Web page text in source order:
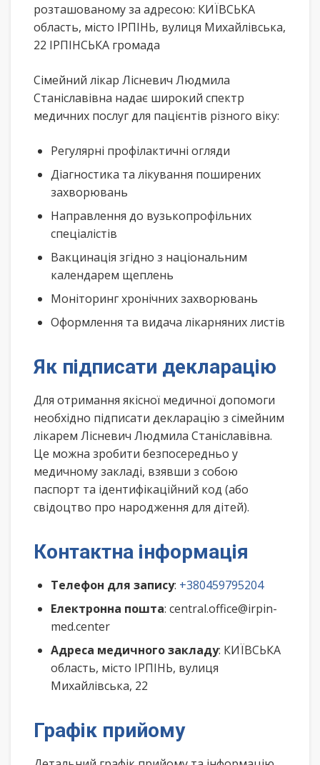
розташованому за адресою: КИЇВСЬКА
область, місто ІРПІНЬ, вулиця Михайлівська,
22 ІРПІНСЬКА громада
Сімейний лікар Лісневич Людмила
Станіславівна надає широкий спектр
медичних послуг для пацієнтів різного віку:
Регулярні профілактичні огляди
Діагностика та лікування поширених
захворювань
Направлення до вузькопрофільних
спеціалістів
Вакцинація згідно з національним
календарем щеплень
Моніторинг хронічних захворювань
Оформлення та видача лікарняних листів
Як підписати декларацію
Для отримання якісної медичної допомоги
необхідно підписати декларацію з сімейним
лікарем Лісневич Людмила Станіславівна.
Це можна зробити безпосередньо у
медичному закладі, взявши з собою
паспорт та ідентифікаційний код (або
свідоцтво про народження для дітей).
Контактна інформація
Телефон для запису: +380459795204
Електронна пошта: central.office@irpin-
med.center
Адреса медичного закладу: КИЇВСЬКА
область, місто ІРПІНЬ, вулиця
Михайлівська, 22
Графік прийому